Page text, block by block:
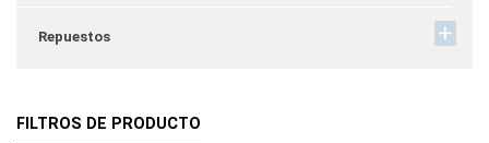
Repuestos
FILTROS DE PRODUCTO